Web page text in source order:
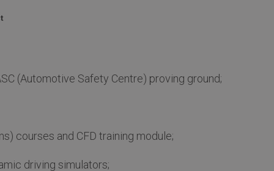
(Automotive Safety Centre) proving ground;
courses and CFD training module;
driving simulators;